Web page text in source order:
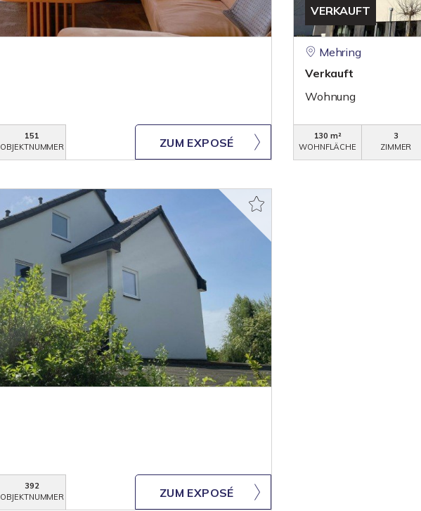
151
OBJEKTNUMMER
ZUM EXPOSÉ
VERKAUFT
Mehring
Verkauft
Wohnung
130 m²
WOHNFLÄCHE
3
ZIMMER
392
OBJEKTNUMMER
ZUM EXPOSÉ